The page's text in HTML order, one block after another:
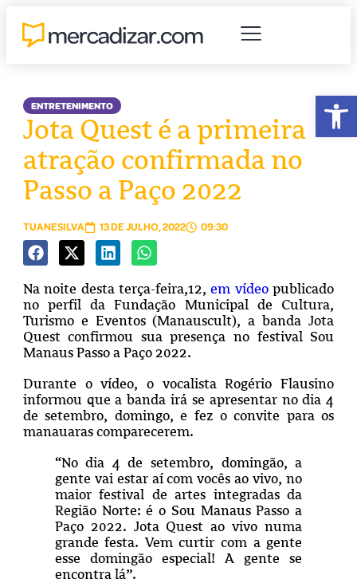
ENTRETENIMENTO
Jota Quest é a primeira
atração confirmada no
Passo a Paço 2022
TUANESILVA 13 DE JULHO, 2022 09:30
Na noite desta terça-feira,12,em vídeopublicado
no perfil da Fundação Municipal de Cultura,
Turismo e Eventos (Manauscult), a banda Jota
Quest confirmou sua presença no festival Sou
Manaus Passo a Paço 2022.
Durante o vídeo, o vocalista Rogério Flausino
informou que a banda irá se apresentar no dia 4
de setembro, domingo, e fez o convite para os
manauaras comparecerem.
“No dia 4 de setembro, domingão, a
gente vai estar aí com vocês ao vivo, no
maior festival de artes integradas da
Região Norte: é o Sou Manaus Passo a
Paço 2022. Jota Quest ao vivo numa
grande festa. Vem curtir com a gente
esse domingão especial! A gente se
encontra lá”.